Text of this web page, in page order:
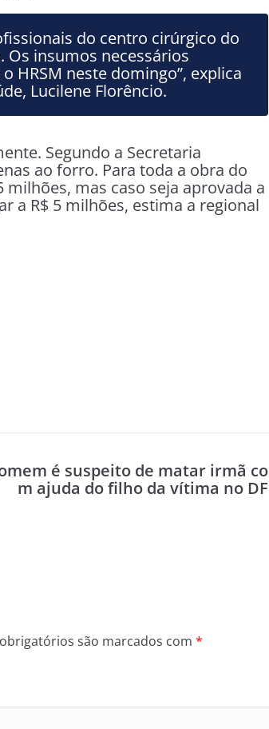
do centro cirúrgico do
Os insumos necessários
HRSM neste domingo”, explica
Lucilene Florêncio.
Segundo a Secretaria
ao forro. Para toda a obra do
mas caso seja aprovada a
a R$ 5 milhões, estima a regional
é suspeito de matar irmã co
m ajuda do filho da vítima no DF
são marcados com *